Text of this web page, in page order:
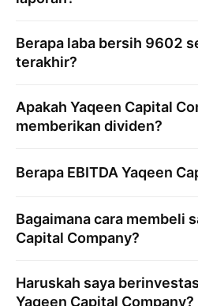
Berapa laba bersih 9602
terakhir?
Apakah Yaqeen Capital
memberikan dividen?
Berapa EBITDA Yaqeen
Bagaimana cara membeli
Capital Company?
Haruskah saya
Yaqeen Capital Company?